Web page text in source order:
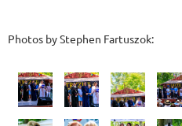
Photos by Stephen Fartuszok: